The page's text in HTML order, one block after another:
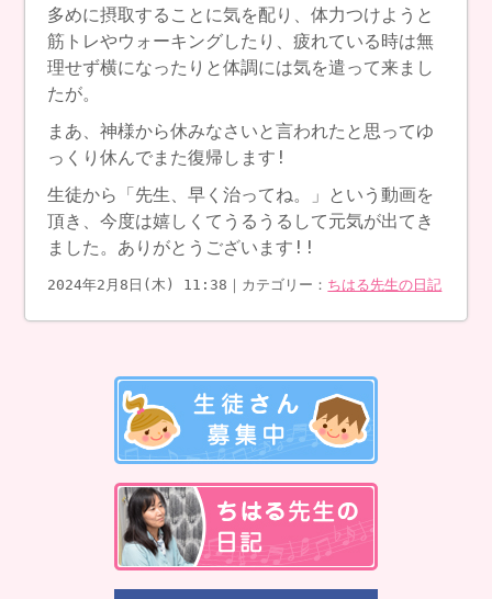
多めに摂取することに気を配り、体力つけようと
筋トレやウォーキングしたり、疲れている時は無
理せず横になったりと体調には気を遣って来まし
たが。
まあ、神様から休みなさいと言われたと思ってゆ
っくり休んでまた復帰します!
生徒から「先生、早く治ってね。」という動画を
頂き、今度は嬉しくてうるうるして元気が出てき
ました。ありがとうございます!!
2024年2月8日(木) 11:38｜カテゴリー： ちはる先生の日記